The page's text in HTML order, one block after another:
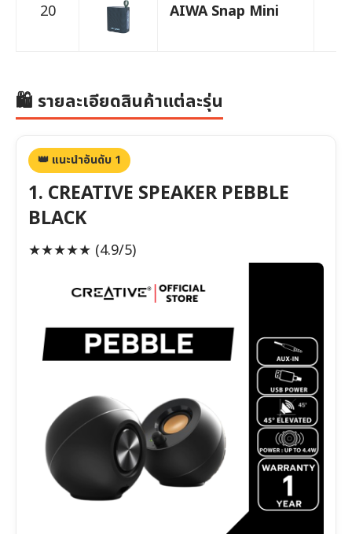
20 AIWA Snap Mini
🛍️ รายละเอียดสินค้าแต่ละรุ่น
👑 แนะนำอันดับ 1
1. CREATIVE SPEAKER PEBBLE
BLACK
★★★★★ (4.9/5)